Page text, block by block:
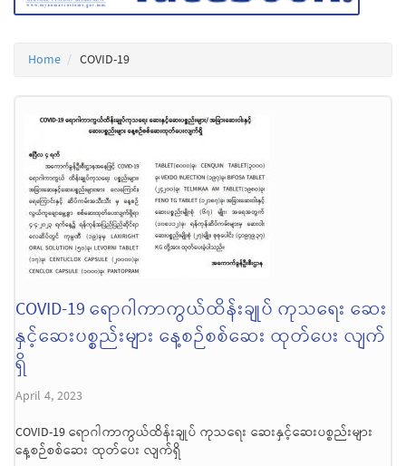
Home COVID-19
COVID-19 ရောဂါကာကွယ်ထိန်းချုပ် ကုသရေး ဆေး
နှင့်ဆေးပစ္စည်းများ နေ့စဉ်စစ်ဆေး ထုတ်ပေး လျက်
ရှိ
April 4, 2023
COVID-19 ရောဂါကာကွယ်ထိန်းချုပ် ကုသရေး ဆေးနှင့်ဆေးပစ္စည်းများ
နေ့စဉ်စစ်ဆေး ထုတ်ပေး လျက်ရှိ